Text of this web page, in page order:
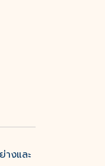
างและ